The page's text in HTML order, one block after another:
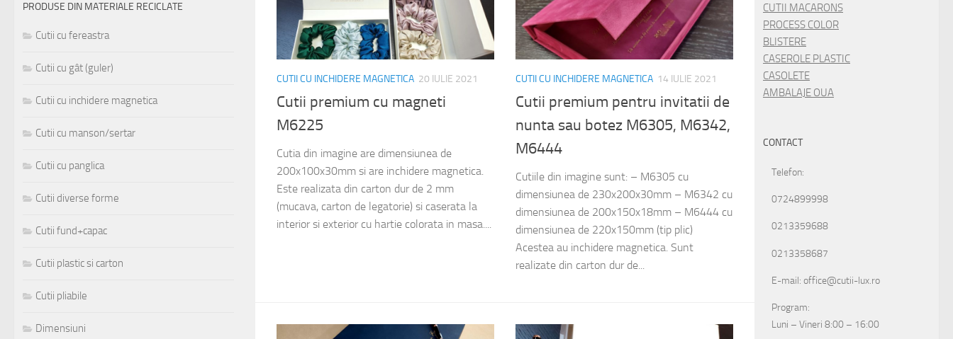
CUTII CU INCHIDERE MAGNETICA 20 IULIE 2021
Cutii premium cu magneti
M6225
Cutia din imagine are dimensiunea de
200x100x30mm si are inchidere magnetica.
Este realizata din carton dur de 2 mm
(mucava, carton de legatorie) si caserata la
interior si exterior cu hartie colorata in masa....
CUTII CU INCHIDERE MAGNETICA 14 IULIE 2021
Cutii premium pentru invitatii de
nunta sau botez M6305, M6342,
M6444
Cutiile din imagine sunt: – M6305 cu
dimensiunea de 230x200x30mm – M6342 cu
dimensiunea de 200x150x18mm – M6444 cu
dimensiunea de 220x150mm (tip plic)
Acestea au inchidere magnetica. Sunt
realizate din carton dur de...
PRODUSE DIN MATERIALE RECICLATE
Cutii cu fereastra
Cutii cu gât (guler)
Cutii cu inchidere magnetica
Cutii cu manson/sertar
Cutii cu panglica
Cutii diverse forme
Cutii fund+capac
Cutii plastic si carton
Cutii pliabile
Dimensiuni
CUTII MACARONS
PROCESS COLOR
BLISTERE
CASEROLE PLASTIC
CASOLETE
AMBALAJE OUA
CONTACT
Telefon:
0724899998
0213359688
0213358687
E-mail: office@cutii-lux.ro
Program:
Luni – Vineri 8:00 – 16:00